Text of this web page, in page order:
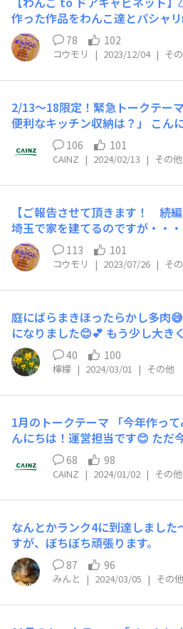
作った作品をわんこ達とパシャ
外しました〰️🚪💕 銀杏並木が素
生に撮ってもらったよ💕🎶🎶 2人
利口さんでした✨🥳 よろし
78 102
コウモリ | 2023/12/04 | そ
2/13～18限定！緊急トークテーマ 「教えて！みなさん🔨
便利なキッチン収納は？」 こんにちは！運営担当です😊
もうすぐ新生活が始まる季節になります
(火)～18(日)限定の緊急トークテ
なキッチン収納」を大募集いたします！ 今まで
ものや思わず購入したキッチン
想やエピソードも教えてください！ 2/13(火)～18(
9までにこの投稿にコメントして
ッドアンサー5名にDIYポイント
きます！！ ※グッドアンサー5名へのDIYポイントは3/4
通常のコメントによるアクショ
ます。 (コメント：5P一日上限3
信：5P一日上限3回まで） ※2/19(月)以降もコメントして
いただけますが、グッドアンサ
す。 ※今回のトークテーマは字数
文字より字数が少ないものはグ
ことがございます。 いつも使うキッチンは快適にしたい
ですよね。今までにDIYしたも
ングッズ、あったら良いなと思
を作った・購入したのか、感想
だけると嬉しいです。 皆さんのくらしを楽しくするアイ
デアを教えてください！！✨ 【参加方法】 こちらのコメ
（30文字以上） 例えば、 壁面を活用した収納が便利です
✨ 棚を置く奥行が無かったので
ネットを使ってキッチンアイテム
した🔨 壁面を有効活用できて収納量もアップしたので満
メンション機能も活用してくだ
106 101
CAINZ | 2024/02/13 | その他
【ご報告させて頂きます！ 続
埼玉で家を建てるのですが・・・🏛️💕 その建物
💨💨 「カフェ&アトリエ併設」で
こオッケーのカフェでドッグラン
リエは自分の工房でもあり
れるスペースとして活用してい
を自分の集大成とし、この地で
ます。 自分で言ってて泣けてき
月、58になりましたが・・・ 前
からカフェは考えておりましたが
んでビビビって来た時からスイ
カフェでのテーブルは全部自分
本を教えてもらいにWSへ通い
ドもスモールボックスも何でそ
ぐらい作りました❣️ 全部お店に飾
具を真剣に揃え出したりしたの
使う用です💨 ウッドバーニング
もテーブルにデザインする用です
もカフェ用とアトリエ用とに分
さんやアメリカン雑貨屋さんへ
滋賀へオシャレなウッドドアを
芝生の事を教えて貰ったことも
113 101
コウモリ | 2023/07/26 | そ
庭にばらまきほったらかし多肉
になりました😊💕 もう少し大き
もこのまま庭でたくましく育って
40 100
檸檬 | 2024/03/01 | その他
1月のトークテーマ 「今年作ってみたいDIY作品は？」 こ
んにちは！運営担当です😊 ただ
年の目標キャンペーン」を開催
ャレンジしたい目標を投稿する
1000ポイントが抽選で100名様
さんの抱負や今年チャレンジし
ps://diy-square.cainz.com/
qnpsbmiz そこで今月のトークテーマは 「 今年作ってみ
たいDIY作品は？」です！ あなたの今年作ってみたいDIY
作品を教えていただけると嬉しい
を与えるかもしれません！ 手作
68 98
CAINZ | 2024/01/02 | その他
なんとかランク4に到達しまし
すが、ぼちぼち頑張ります。
87 96
みんと | 2024/03/05 | その他